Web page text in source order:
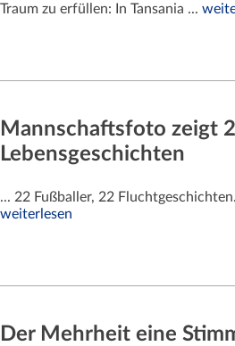
Traum zu erfüllen: In Tansania ...
Mannschaftsfoto zeigt
Lebensgeschichten
... 22 Fußballer, 22
weiterlesen
Der Mehrheit eine